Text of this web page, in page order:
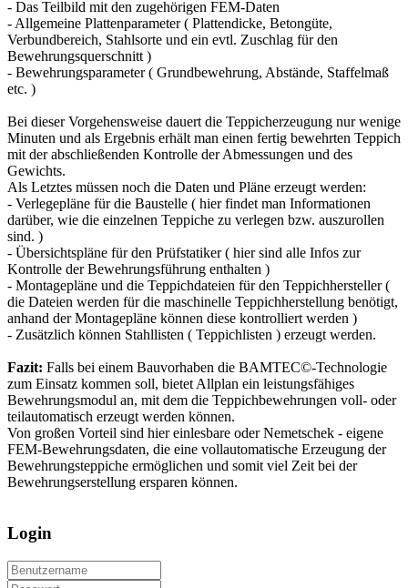
- Das Teilbild mit den zugehörigen FEM-Daten
- Allgemeine Plattenparameter ( Plattendicke, Betongüte,
Verbundbereich, Stahlsorte und ein evtl. Zuschlag für den
Bewehrungsquerschnitt )
- Bewehrungsparameter ( Grundbewehrung, Abstände, Staffelmaß
etc. )
Bei dieser Vorgehensweise dauert die Teppicherzeugung nur wenige
Minuten und als Ergebnis erhält man einen fertig bewehrten Teppich
mit der abschließenden Kontrolle der Abmessungen und des
Gewichts.
Als Letztes müssen noch die Daten und Pläne erzeugt werden:
- Verlegepläne für die Baustelle ( hier findet man Informationen
darüber, wie die einzelnen Teppiche zu verlegen bzw. auszurollen
sind. )
- Übersichtspläne für den Prüfstatiker ( hier sind alle Infos zur
Kontrolle der Bewehrungsführung enthalten )
- Montagepläne und die Teppichdateien für den Teppichhersteller (
die Dateien werden für die maschinelle Teppichherstellung benötigt,
anhand der Montagepläne können diese kontrolliert werden )
- Zusätzlich können Stahllisten ( Teppichlisten ) erzeugt werden.
Fazit: Falls bei einem Bauvorhaben die BAMTEC©-Technologie
zum Einsatz kommen soll, bietet Allplan ein leistungsfähiges
Bewehrungsmodul an, mit dem die Teppichbewehrungen voll- oder
teilautomatisch erzeugt werden können.
Von großen Vorteil sind hier einlesbare oder Nemetschek - eigene
FEM-Bewehrungsdaten, die eine vollautomatische Erzeugung der
Bewehrungsteppiche ermöglichen und somit viel Zeit bei der
Bewehrungserstellung ersparen können.
Login